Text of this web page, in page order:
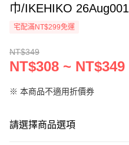
巾/IKEHIKO 26Aug001
宅配滿NT$299免運
NT$349
NT$308 ~ NT$349
※ 本商品不適用折價券
請選擇商品選項